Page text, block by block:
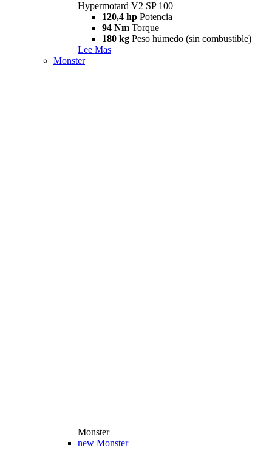
Hypermotard V2 SP 100
120,4 hp Potencia
94 Nm Torque
180 kg Peso húmedo (sin combustible)
Lee Mas
Monster
Monster
new Monster